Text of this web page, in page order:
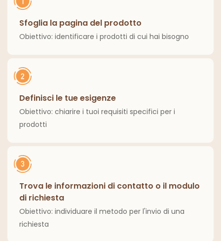
Sfoglia la pagina del prodotto
Obiettivo: identificare i prodotti di cui hai bisogno
Definisci le tue esigenze
Obiettivo: chiarire i tuoi requisiti specifici per i
prodotti
Trova le informazioni di contatto o il modulo
di richiesta
Obiettivo: individuare il metodo per l'invio di una
richiesta